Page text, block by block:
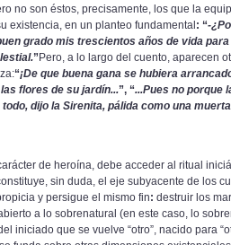
no son éstos, precisamente, los que la
existencia, en un planteo fundamental : “-
grado mis trescientos años de vida
” Pero, a lo largo del cuento, aparecen
“¡De que buena gana se hubiera
flores de su jardín...”, “...Pues no porque
dijo la Sirenita, pálida como una
de heroína, debe acceder al ritual
sin duda, el eje subyacente de los
y persigue el mismo fin: destruir los
a lo sobrenatural (en este caso, lo
iniciado que se vuelve “otro”, nacido para